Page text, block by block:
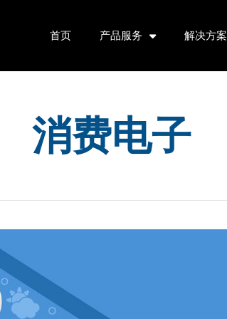
首页 产品服务 解决方案
消费电子